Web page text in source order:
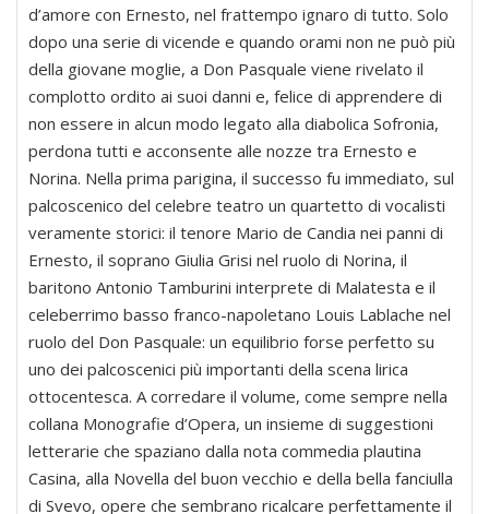
d’amore con Ernesto, nel frattempo ignaro di tutto. Solo
dopo una serie di vicende e quando orami non ne può più
della giovane moglie, a Don Pasquale viene rivelato il
complotto ordito ai suoi danni e, felice di apprendere di
non essere in alcun modo legato alla diabolica Sofronia,
perdona tutti e acconsente alle nozze tra Ernesto e
Norina. Nella prima parigina, il successo fu immediato, sul
palcoscenico del celebre teatro un quartetto di vocalisti
veramente storici: il tenore Mario de Candia nei panni di
Ernesto, il soprano Giulia Grisi nel ruolo di Norina, il
baritono Antonio Tamburini interprete di Malatesta e il
celeberrimo basso franco-napoletano Louis Lablache nel
ruolo del Don Pasquale: un equilibrio forse perfetto su
uno dei palcoscenici più importanti della scena lirica
ottocentesca. A corredare il volume, come sempre nella
collana Monografie d’Opera, un insieme di suggestioni
letterarie che spaziano dalla nota commedia plautina
Casina, alla Novella del buon vecchio e della bella fanciulla
di Svevo, opere che sembrano ricalcare perfettamente il